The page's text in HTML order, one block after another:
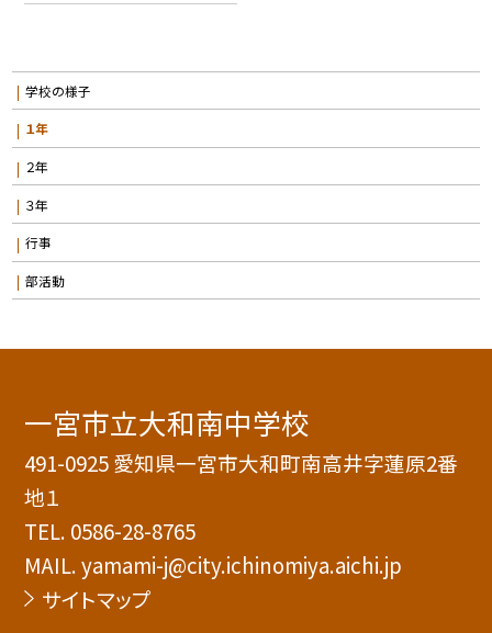
学校の様子
１年
２年
３年
行事
部活動
一宮市立大和南中学校
491-0925 愛知県一宮市大和町南高井字蓮原2番
地１
TEL. 0586-28-8765
MAIL. yamami-j@city.ichinomiya.aichi.jp
サイトマップ